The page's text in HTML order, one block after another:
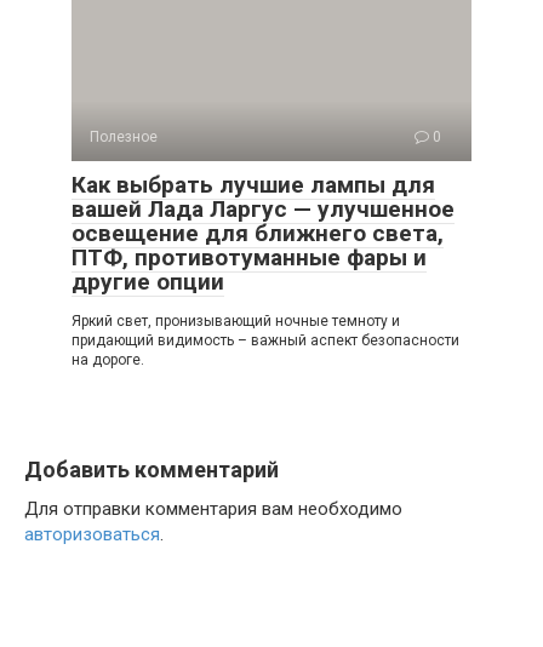
Полезное 0
Как выбрать лучшие лампы для
вашей Лада Ларгус — улучшенное
освещение для ближнего света,
ПТФ, противотуманные фары и
другие опции
Яркий свет, пронизывающий ночные темноту и
придающий видимость – важный аспект безопасности
на дороге.
Добавить комментарий
Для отправки комментария вам необходимо
авторизоваться.